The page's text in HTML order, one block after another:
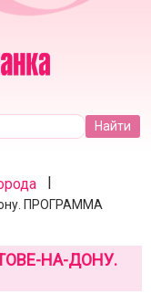
|
ПРОГРАММА
НА-ДОНУ.